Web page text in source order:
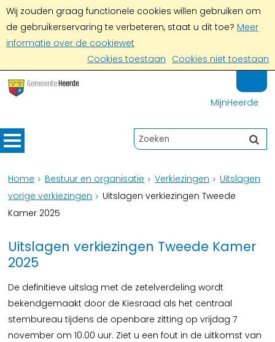
Wij zouden graag functionele cookies willen gebruiken om
de gebruikerservaring te verbeteren, staat u dit toe? Meer
informatie over de cookiewet
Cookies toestaan Cookies niet toestaan
MijnHeerde
Home Bestuur en organisatie Verkiezingen
Uitslagen
vorige verkiezingen
Uitslagen verkiezingen Tweede
Kamer 2025
Uitslagen verkiezingen Tweede Kamer
2025
De definitieve uitslag met de zetelverdeling wordt
bekendgemaakt door de Kiesraad als het centraal
stembureau tijdens de openbare zitting op vrijdag 7
november om 10.00 uur. Ziet u een fout in de uitkomst van